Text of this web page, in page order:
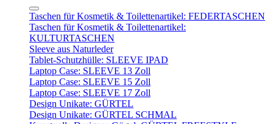
Taschen für Kosmetik & Toilettenartikel: FEDERTASCHEN
Taschen für Kosmetik & Toilettenartikel:
KULTURTASCHEN
Sleeve aus Naturleder
Tablet-Schutzhülle: SLEEVE IPAD
Laptop Case: SLEEVE 13 Zoll
Laptop Case: SLEEVE 15 Zoll
Laptop Case: SLEEVE 17 Zoll
Design Unikate: GÜRTEL
Design Unikate: GÜRTEL SCHMAL